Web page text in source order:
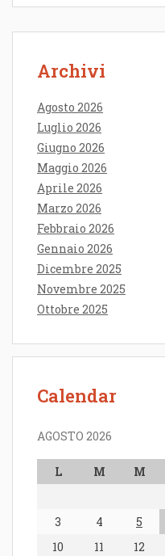
Archivi
Agosto 2026
Luglio 2026
Giugno 2026
Maggio 2026
Aprile 2026
Marzo 2026
Febbraio 2026
Gennaio 2026
Dicembre 2025
Novembre 2025
Ottobre 2025
Calendar
AGOSTO 2026
L M M
3
4 5
10
11 12